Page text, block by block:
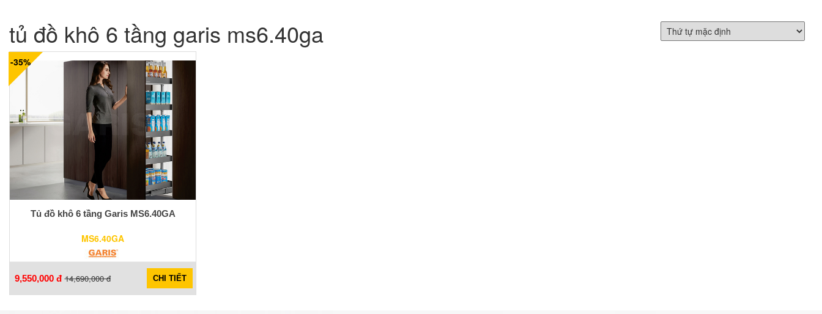
tủ đồ khô 6 tầng garis ms6.40ga
-35%
Tủ đồ khô 6 tầng Garis MS6.40GA
MS6.40GA
9,550,000 đ 14,690,000 đ CHI TIẾT